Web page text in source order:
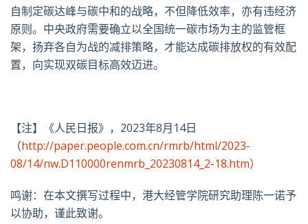
自制定碳达峰与碳中和的战略，不但降低效率，亦有违经济
原则。中央政府需要确立以全国统一碳市场为主的监管框
架，扬弃各自为战的减排策略，才能达成碳排放权的有效配
置，向实现双碳目标高效迈进。
【注】《人民日报》，2023年8月14日
（http://paper.people.com.cn/rmrb/html/2023-
08/14/nw.D110000renmrb_20230814_2-18.htm）
鸣谢：在本文撰写过程中，港大经管学院研究助理陈一诺予
以协助，谨此致谢。